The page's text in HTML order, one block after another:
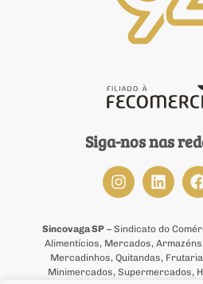
Siga-nos nas
Sincovaga SP – Sindicato do
Alimentícios, Mercados,
Mercadinhos, Quitandas,
Minimercados, Supermercados,